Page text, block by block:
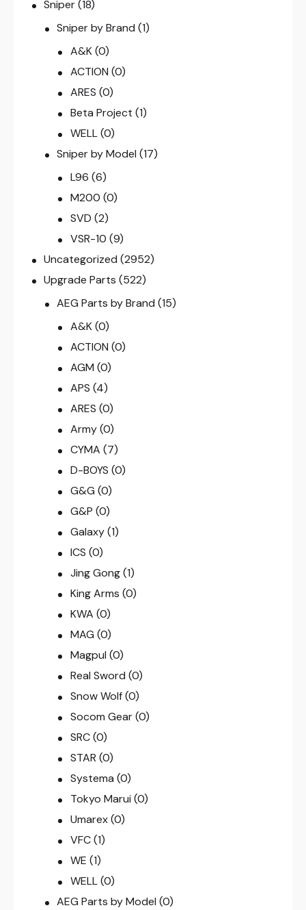
Sniper(18)
Sniper by Brand (1)
A&K (0)
ACTION (0)
ARES (0)
Beta Project (1)
WELL (0)
Sniper by Model (17)
L96 (6)
M200 (0)
SVD (2)
VSR-10 (9)
Uncategorized (2952)
Upgrade Parts (522)
AEG Parts by Brand (15)
A&K (0)
ACTION (0)
AGM (0)
APS (4)
ARES (0)
Army (0)
CYMA (7)
D-BOYS (0)
G&G (0)
G&P (0)
Galaxy (1)
ICS (0)
Jing Gong (1)
King Arms (0)
KWA (0)
MAG (0)
Magpul (0)
Real Sword (0)
Snow Wolf (0)
Socom Gear (0)
SRC (0)
STAR (0)
Systema (0)
Tokyo Marui (0)
Umarex (0)
VFC (1)
WE (1)
WELL (0)
AEG Parts by Model (0)